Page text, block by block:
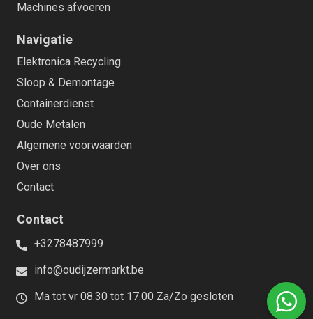
Machines afvoeren
Navigatie
Elektronica Recycling
Sloop & Demontage
Containerdienst
Oude Metalen
Algemene voorwaarden
Over ons
Contact
Contact
+3278487999
info@oudijzermarkt.be
Ma tot vr 08.30 tot 17.00 Za/Zo gesloten